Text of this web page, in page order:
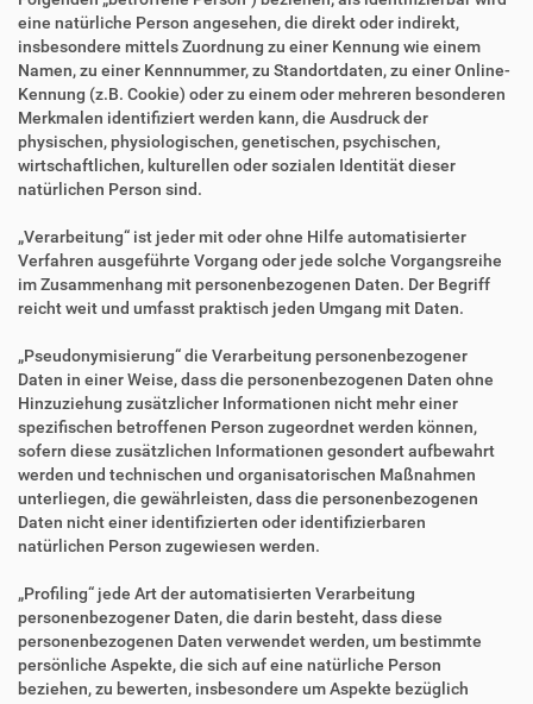
eine natürliche Person angesehen, die direkt oder indirekt,
insbesondere mittels Zuordnung zu einer Kennung wie einem
Namen, zu einer Kennnummer, zu Standortdaten, zu einer Online-
Kennung (z.B. Cookie) oder zu einem oder mehreren besonderen
Merkmalen identifiziert werden kann, die Ausdruck der
physischen, physiologischen, genetischen, psychischen,
wirtschaftlichen, kulturellen oder sozialen Identität dieser
natürlichen Person sind.
„Verarbeitung“ ist jeder mit oder ohne Hilfe automatisierter
Verfahren ausgeführte Vorgang oder jede solche Vorgangsreihe
im Zusammenhang mit personenbezogenen Daten. Der Begriff
reicht weit und umfasst praktisch jeden Umgang mit Daten.
„Pseudonymisierung“ die Verarbeitung personenbezogener
Daten in einer Weise, dass die personenbezogenen Daten ohne
Hinzuziehung zusätzlicher Informationen nicht mehr einer
spezifischen betroffenen Person zugeordnet werden können,
sofern diese zusätzlichen Informationen gesondert aufbewahrt
werden und technischen und organisatorischen Maßnahmen
unterliegen, die gewährleisten, dass die personenbezogenen
Daten nicht einer identifizierten oder identifizierbaren
natürlichen Person zugewiesen werden.
„Profiling“ jede Art der automatisierten Verarbeitung
personenbezogener Daten, die darin besteht, dass diese
personenbezogenen Daten verwendet werden, um bestimmte
persönliche Aspekte, die sich auf eine natürliche Person
beziehen, zu bewerten, insbesondere um Aspekte bezüglich